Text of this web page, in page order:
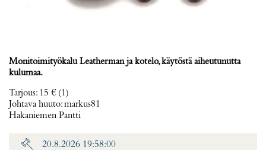
Monitoimityökalu Leatherman ja kotelo, käytöstä aiheutunutta
kulumaa.
Tarjous: 15 € (1)
Johtava huuto:markus81
Hakaniemen Pantti
20.8.2026 19:58:00